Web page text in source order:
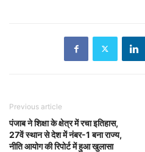
Previous article
पंजाब ने शिक्षा के क्षेत्र में रचा इतिहास,
27वें स्थान से देश में नंबर-1 बना राज्य,
नीति आयोग की रिपोर्ट में हुआ खुलासा